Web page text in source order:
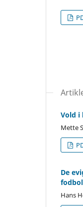
Vold i
Mette
De
Hans